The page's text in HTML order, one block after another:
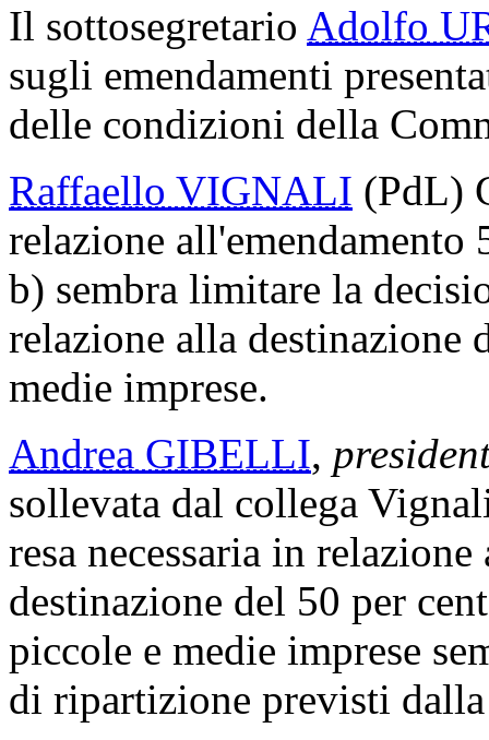
Il sottosegretario Adolfo
sugli emendamenti
delle condizioni della
Raffaello VIGNALI (PdL)
relazione
b) sembra limitare la
relazione alla destinazione
medie imprese.
Andrea GIBELLI,
sollevata dal collega
resa necessaria in
destinazione del 50 per
piccole e medie imprese
di ripartizione previsti